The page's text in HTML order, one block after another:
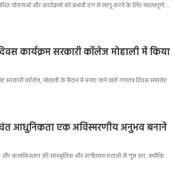
योजनाओं और कार्यक्रमों को प्रभावी ढंग से लागू करने के लिए महत्वपूर्ण…
कार्यक्रम सरकारी कॉलेज मोहाली में किया
सरकारी कॉलेज, मोहाली के मैदान में मनाए जाने वाले गणतंत्र दिवस समारोह
आधुनिकता एक अविस्मरणीय अनुभव बनाने
कजाकिस्तान की सांस्कृतिक और संगीतमय छटाओं से गूंज उठा, क्योंकि